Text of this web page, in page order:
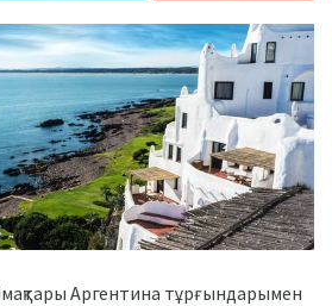
Аргентина тұрғындарымен